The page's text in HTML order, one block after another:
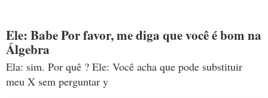
Ele: Babe Por favor, me diga que você é bom na
Álgebra
Ela: sim. Por quê ? Ele: Você acha que pode substituir
meu X sem perguntar y